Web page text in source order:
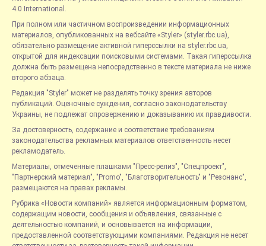
4.0 International.
При полном или частичном воспроизведении информационных
материалов, опубликованных на вебсайте «Styler» (styler.rbc.ua),
обязательно размещение активной гиперссылки на styler.rbc.ua,
открытой для индексации поисковыми системами. Такая гиперссылка
должна быть размещена непосредственно в тексте материала не ниже
второго абзаца.
Редакция "Styler" может не разделять точку зрения авторов
публикаций. Оценочные суждения, согласно законодательству
Украины, не подлежат опровержению и доказыванию их правдивости.
За достоверность, содержание и соответствие требованиям
законодательства рекламных материалов ответственность несет
рекламодатель.
Материалы, отмеченные плашками "Пресс-релиз", "Спецпроект",
"Партнерский материал", "Promo", "Благотворительность" и "Резонанс",
размещаются на правах рекламы.
Рубрика «Новости компаний» является информационным форматом,
содержащим новости, сообщения и объявления, связанные с
деятельностью компаний, и основывается на информации,
предоставленной соответствующими компаниями. Редакция не несет